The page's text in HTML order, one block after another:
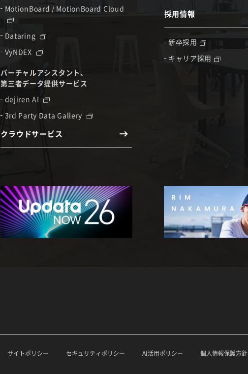
MotionBoard / MotionBoard Cloud
Dataring
VyNDEX
バーチャルアシスタント、
第三者データ提供サービス
dejiren AI
3rd Party Data Gallery
クラウドサービス
採用情報
新卒採用
キャリア採用
サイトポリシー セキュリティポリシー AI活用ポリシー 個人情報保護方針